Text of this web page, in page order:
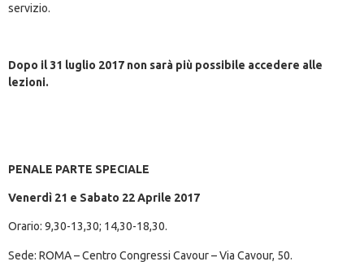
servizio.
Dopo il 31 luglio 2017 non sarà più possibile accedere alle
lezioni.
PENALE PARTE SPECIALE
Venerdì 21 e Sabato 22 Aprile 2017
Orario: 9,30-13,30; 14,30-18,30.
Sede: ROMA – Centro Congressi Cavour – Via Cavour, 50.